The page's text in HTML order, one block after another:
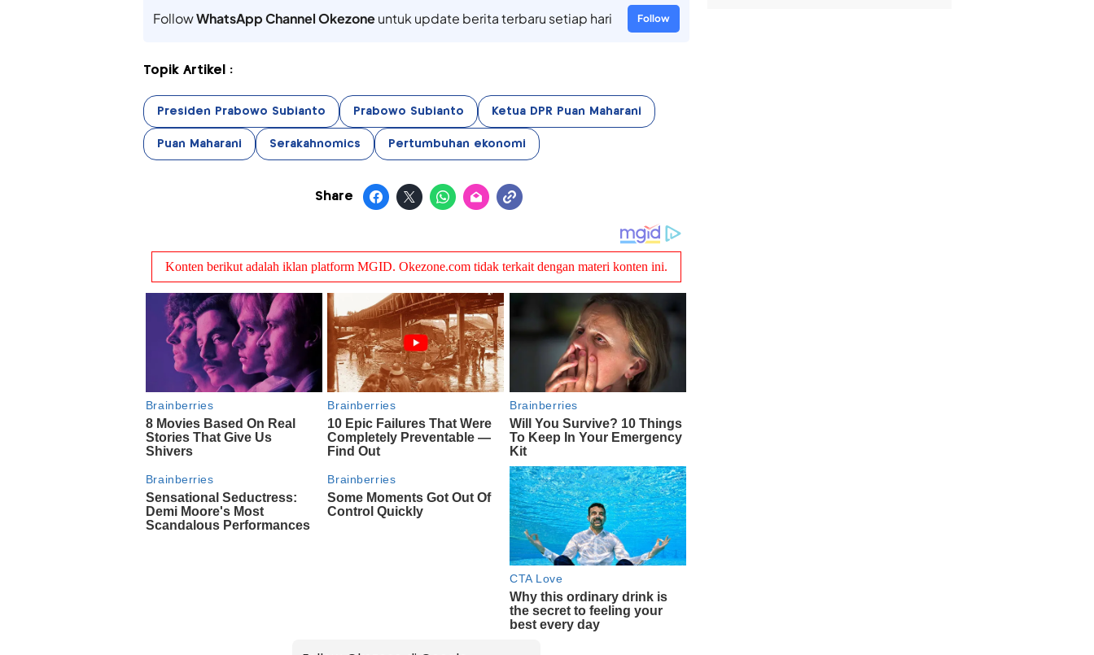
FollowWhatsApp Channel Okezoneuntuk update berita terbaru setiap hari Follow
Topik Artikel :
Presiden Prabowo Subianto Prabowo Subianto Ketua DPR Puan Maharani
Puan Maharani Serakahnomics Pertumbuhan ekonomi
Share